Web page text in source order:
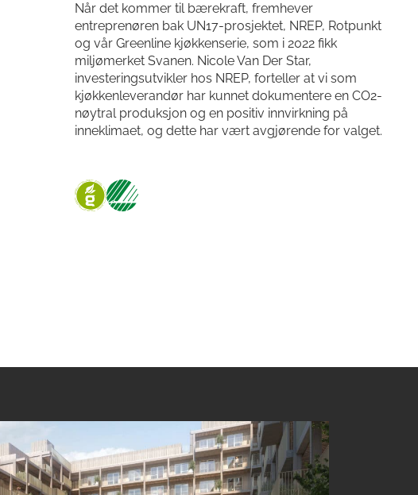
Når det kommer til bærekraft, fremhever
entreprenøren bak UN17-prosjektet, NREP, Rotpunkt
og vår Greenline kjøkkenserie, som i 2022 fikk
miljømerket Svanen. Nicole Van Der Star,
investeringsutvikler hos NREP, forteller at vi som
kjøkkenleverandør har kunnet dokumentere en CO2-
nøytral produksjon og en positiv innvirkning på
inneklimaet, og dette har vært avgjørende for valget.